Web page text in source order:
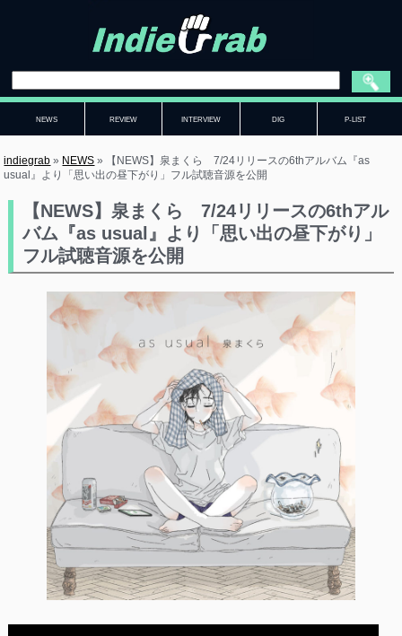
NEWS REVIEW INTERVIEW DIG P-LIST
indiegrab » NEWS »
【NEWS】泉まくら 7/24リリースの6thアルバム『as
usual』より「思い出の昼下がり」フル試聴音源を公開
【NEWS】泉まくら 7/24リリースの6thアル
バム『as usual』より「思い出の昼下がり」
フル試聴音源を公開